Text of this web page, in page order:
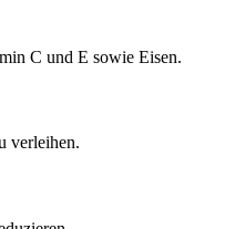
C und E sowie Eisen.
verleihen.